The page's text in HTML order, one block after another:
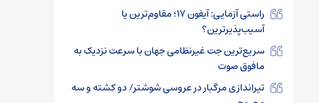
راستی آزمایی: آیفون ۱۷؛ مقاوم‌ترین یا
آسیب‌پذیرترین؟
سریع‌ترین جت غیرنظامی جهان با سرعت نزدیک به
مافوق صوت
تیراندازی مرگبار در عروسی شوشتر/ دو کشته و سه